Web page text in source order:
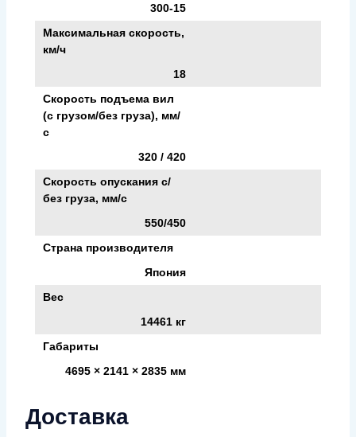
300-15
Максимальная скорость,
км/ч
18
Скорость подъема вил
(с грузом/без груза), мм/
с
320 / 420
Скорость опускания c/
без груза, мм/с
550/450
Страна производителя
Япония
Вес
14461 кг
Габариты
4695 × 2141 × 2835 мм
Доставка